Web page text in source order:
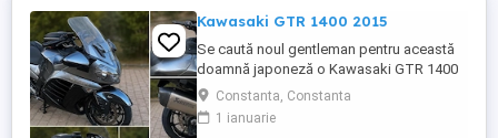
Kawasaki GTR 1400 2015
Se caută noul gentleman pentru această
doamnă japoneză o Kawasaki GTR 1400
care încă întoarce priviri și iubește
kilometrii. A fost răsfățată, întreținută la
timp și tratată cu respect. O dau doar
Constanta, Constanta
1 ianuarie